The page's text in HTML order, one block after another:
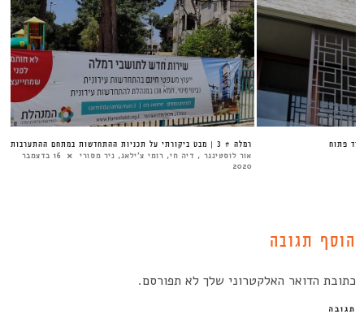
רמלה # 3 | מבט ביקורתי על תכניות ההתחדשות במתחם ההתערבות
אור לוסטינגר , דיה חי, רומי צ'ילאג, ניר מסורי
16 בדצמבר
2020
פתוח
הוסף תגובה
כתובת הדואר האלקטרוני שלך לא תפורסם.
תגובה